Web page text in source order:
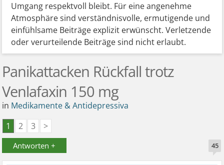
Umgang respektvoll bleibt. Für eine angenehme
Atmosphäre sind verständnisvolle, ermutigende und
einfühlsame Beiträge explizit erwünscht. Verletzende
oder verurteilende Beiträge sind nicht erlaubt.
Panikattacken Rückfall trotz
Venlafaxin 150 mg
in Medikamente & Antidepressiva
1
2 3 >
Antworten + 45